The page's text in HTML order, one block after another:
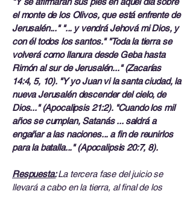
el monte de los Olivos, que está enfrente de
Jerusalén..." "... y vendrá Jehová mi Dios, y
con él todos los santos." "Toda la tierra se
volverá como llanura desde Geba hasta
Rimón al sur de Jerusalén..." (Zacarías
14:4, 5, 10). "Y yo Juan vi la santa ciudad, la
nueva Jerusalén descender del cielo, de
Dios..." (Apocalipsis 21:2). "Cuando los mil
años se cumplan, Satanás ... saldrá a
engañar a las naciones... a fin de reunirlos
para la batalla..." (Apocalipsis 20:7, 8).
Respuesta: La tercera fase del juicio se
llevará a cabo en la tierra, al final de los